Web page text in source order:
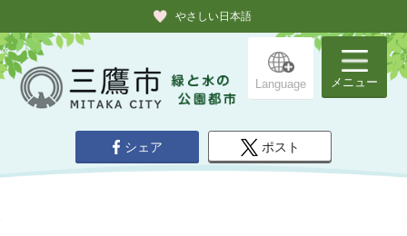
やさしい日本語
Language メニュー
シェア ポスト